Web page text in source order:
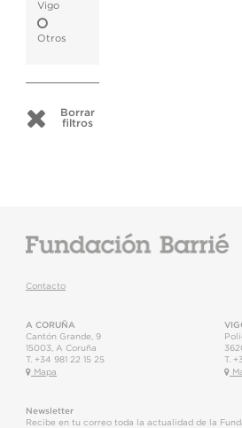
Vigo
Otros
Borrar
filtros
Contacto
A CORUÑA
Cantón Grande, 9
15003
A Coruña
T. +34 981 22 15 25
Mapa
T.
Newsletter
Recibe en tu correo toda la actualidad de la